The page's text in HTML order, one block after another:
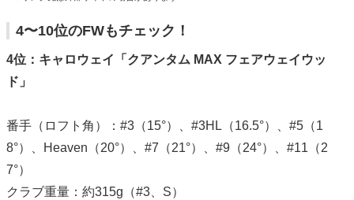
4〜10位のFWもチェック！
4位：キャロウェイ「クアンタム MAX フェアウェイウッ
ド」
番手（ロフト角）：#3（15°）、#3HL（16.5°）、#5（1
8°）、Heaven（20°）、#7（21°）、#9（24°）、#11（2
7°）
クラブ重量：約315g（#3、S）